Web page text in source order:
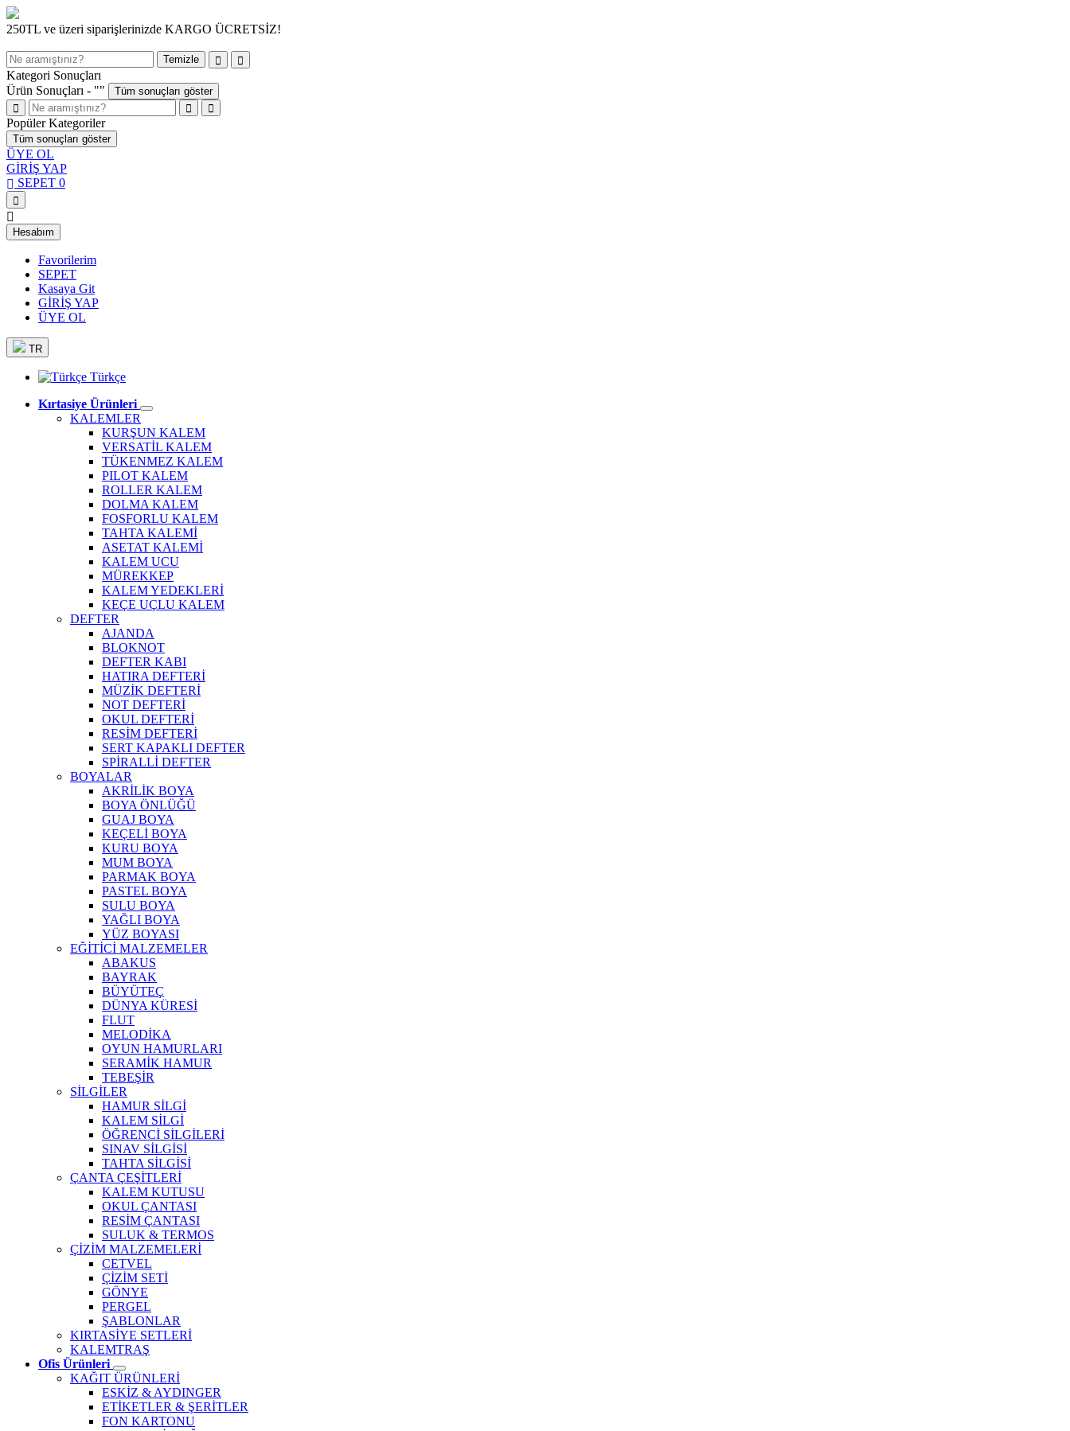
250TL ve üzeri siparişlerinizde KARGO ÜCRETSİZ!
Temizle
Kategori Sonuçları
Ürün Sonuçları - "" Tüm sonuçları göster
Popüler Kategoriler
Tüm sonuçları göster
ÜYE OL
GİRİŞ YAP
SEPET 0
Hesabım
Favorilerim
SEPET
Kasaya Git
GİRİŞ YAP
ÜYE OL
TR
Türkçe
Kırtasiye Ürünleri
KALEMLER
KURŞUN KALEM
VERSATİL KALEM
TÜKENMEZ KALEM
PILOT KALEM
ROLLER KALEM
DOLMA KALEM
FOSFORLU KALEM
TAHTA KALEMİ
ASETAT KALEMİ
KALEM UCU
MÜREKKEP
KALEM YEDEKLERİ
KEÇE UÇLU KALEM
DEFTER
AJANDA
BLOKNOT
DEFTER KABI
HATIRA DEFTERİ
MÜZİK DEFTERİ
NOT DEFTERİ
OKUL DEFTERİ
RESİM DEFTERİ
SERT KAPAKLI DEFTER
SPİRALLİ DEFTER
BOYALAR
AKRİLİK BOYA
BOYA ÖNLÜĞÜ
GUAJ BOYA
KEÇELİ BOYA
KURU BOYA
MUM BOYA
PARMAK BOYA
PASTEL BOYA
SULU BOYA
YAĞLI BOYA
YÜZ BOYASI
EĞİTİCİ MALZEMELER
ABAKUS
BAYRAK
BÜYÜTEÇ
DÜNYA KÜRESİ
FLUT
MELODİKA
OYUN HAMURLARI
SERAMİK HAMUR
TEBEŞİR
SİLGİLER
HAMUR SİLGİ
KALEM SİLGİ
ÖĞRENCİ SİLGİLERİ
SINAV SİLGİSİ
TAHTA SİLGİSİ
ÇANTA ÇEŞİTLERİ
KALEM KUTUSU
OKUL ÇANTASI
RESİM ÇANTASI
SULUK & TERMOS
ÇİZİM MALZEMELERİ
CETVEL
ÇİZİM SETİ
GÖNYE
PERGEL
ŞABLONLAR
KIRTASİYE SETLERİ
KALEMTRAŞ
Ofis Ürünleri
KAĞIT ÜRÜNLERİ
ESKİZ & AYDINGER
ETİKETLER & ŞERİTLER
FON KARTONU